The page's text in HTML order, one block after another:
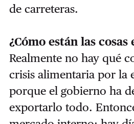
de carreteras.
¿Cómo están las cosas
Realmente no hay qué
crisis alimentaria por la
porque el gobierno ha
exportarlo todo.